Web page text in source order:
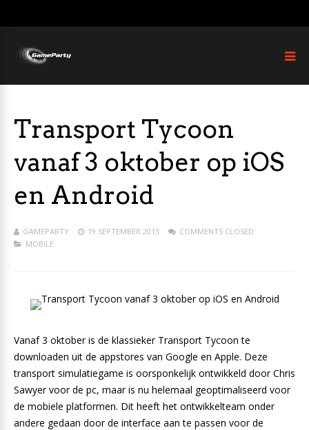
Transport Tycoon
vanaf 3 oktober op iOS
en Android
GAMEPARTY 19 SEPTEMBER 2013
COMMENTS CLOSED
MOBILE
Vanaf 3 oktober is de klassieker Transport Tycoon te
downloaden uit de appstores van Google en Apple. Deze
transport simulatiegame is oorsponkelijk ontwikkeld door Chris
Sawyer voor de pc, maar is nu helemaal geoptimaliseerd voor
de mobiele platformen. Dit heeft het ontwikkelteam onder
andere gedaan door de interface aan te passen voor de